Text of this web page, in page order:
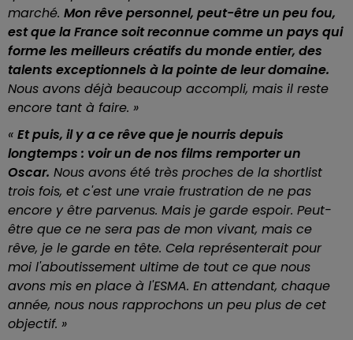
marché. Mon rêve personnel, peut-être un peu fou,
est que la France soit reconnue comme un pays qui
forme les meilleurs créatifs du monde entier, des
talents exceptionnels à la pointe de leur domaine.
Nous avons déjà beaucoup accompli, mais il reste
encore tant à faire. »
« Et puis, il y a ce rêve que je nourris depuis
longtemps : voir un de nos films remporter un
Oscar. Nous avons été très proches de la shortlist
trois fois, et c'est une vraie frustration de ne pas
encore y être parvenus. Mais je garde espoir. Peut-
être que ce ne sera pas de mon vivant, mais ce
rêve, je le garde en tête. Cela représenterait pour
moi l'aboutissement ultime de tout ce que nous
avons mis en place à l'ESMA. En attendant, chaque
année, nous nous rapprochons un peu plus de cet
objectif. »